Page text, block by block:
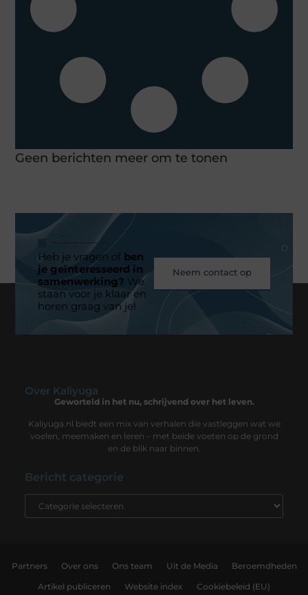
Geen berichten meer om te tonen
Heb je vragen ofben
je geïnteresseerd in
samenwerking? We
staan voor je klaar en
horen graag van je!
Neem contact op
Over Kaliyuga
Geworteld in het nu, schrijvend over het leven.
Kaliyuga.nl biedt een mix van verhalen die vastleggen wat we
voelen, meemaken en leren – met beide voeten op de grond
en de blik naar binnen.
Bericht categorie
Partners Over ons Ons team Uit de Media Beroemdheden
Artikel publiceren Website index Cookiebeleid (EU)